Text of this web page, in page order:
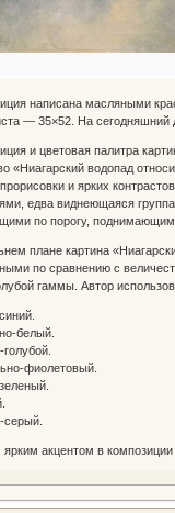
написана масляными
— 35×52. На сегодняшний
и цветовая палитра
«Ниагарский водопад
и ярких
едва виднеющаяся
по порогу,
плане картина
по сравнению с
гаммы. Автор
белый.
фиолетовый.
серый.
акцентом в композиции